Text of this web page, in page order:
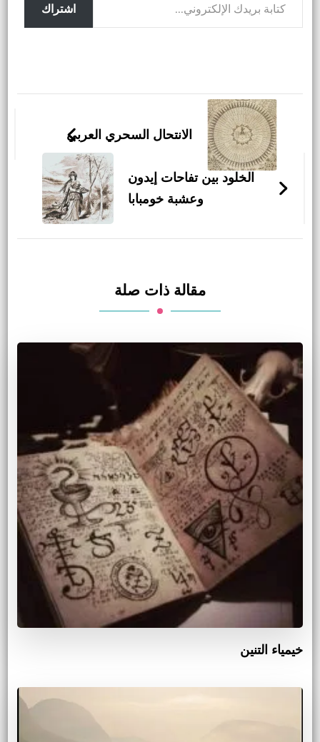
اشتراك
التنقل
بين
التدوينات
الانتحال السحري العربي
الخلود بين تفاحات إيدون
وعشبة خومبابا
مقالة ذات صلة
خيمياء التنين